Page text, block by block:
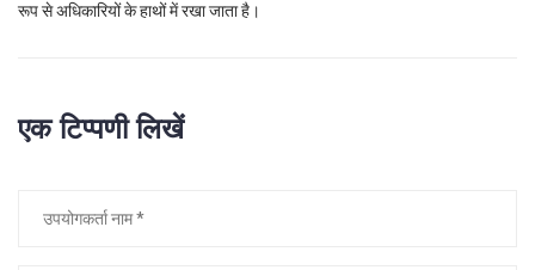
रूप से अधिकारियों के हाथों में रखा जाता है।
एक टिप्पणी लिखें